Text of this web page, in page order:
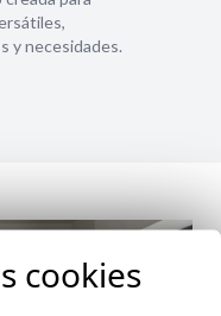
y necesidades.
cookies